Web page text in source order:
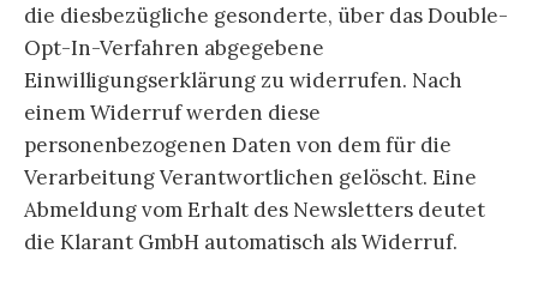
die diesbezügliche gesonderte, über das Double-
Opt-In-Verfahren abgegebene
Einwilligungserklärung zu widerrufen. Nach
einem Widerruf werden diese
personenbezogenen Daten von dem für die
Verarbeitung Verantwortlichen gelöscht. Eine
Abmeldung vom Erhalt des Newsletters deutet
die Klarant GmbH automatisch als Widerruf.